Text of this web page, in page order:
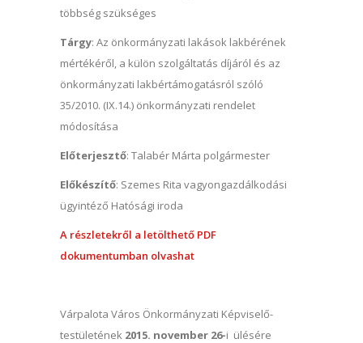
többség szükséges
Tárgy: Az önkormányzati lakások lakbérének
mértékéről, a külön szolgáltatás díjáról és az
önkormányzati lakbértámogatásról szóló
35/2010. (IX.14.) önkormányzati rendelet
módosítása
Előterjesztő: Talabér Márta polgármester
Előkészítő: Szemes Rita vagyongazdálkodási
ügyintéző Hatósági iroda
A részletekről a letölthető PDF
dokumentumban olvashat
Várpalota Város Önkormányzati Képviselő-
testületének 2015. november 26-i ülésére